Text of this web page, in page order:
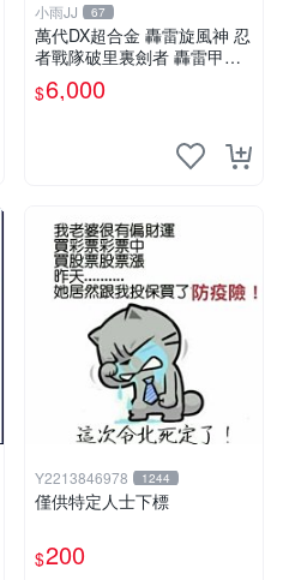
小雨JJ 67
萬代DX超合金 轟雷旋風神 忍
者戰隊破里裏劍者 轟雷甲蟲
轟雷鍬形蟲 絕版稀有老物收
藏品
$6,000
Y2213846978 1244
僅供特定人士下標
$200